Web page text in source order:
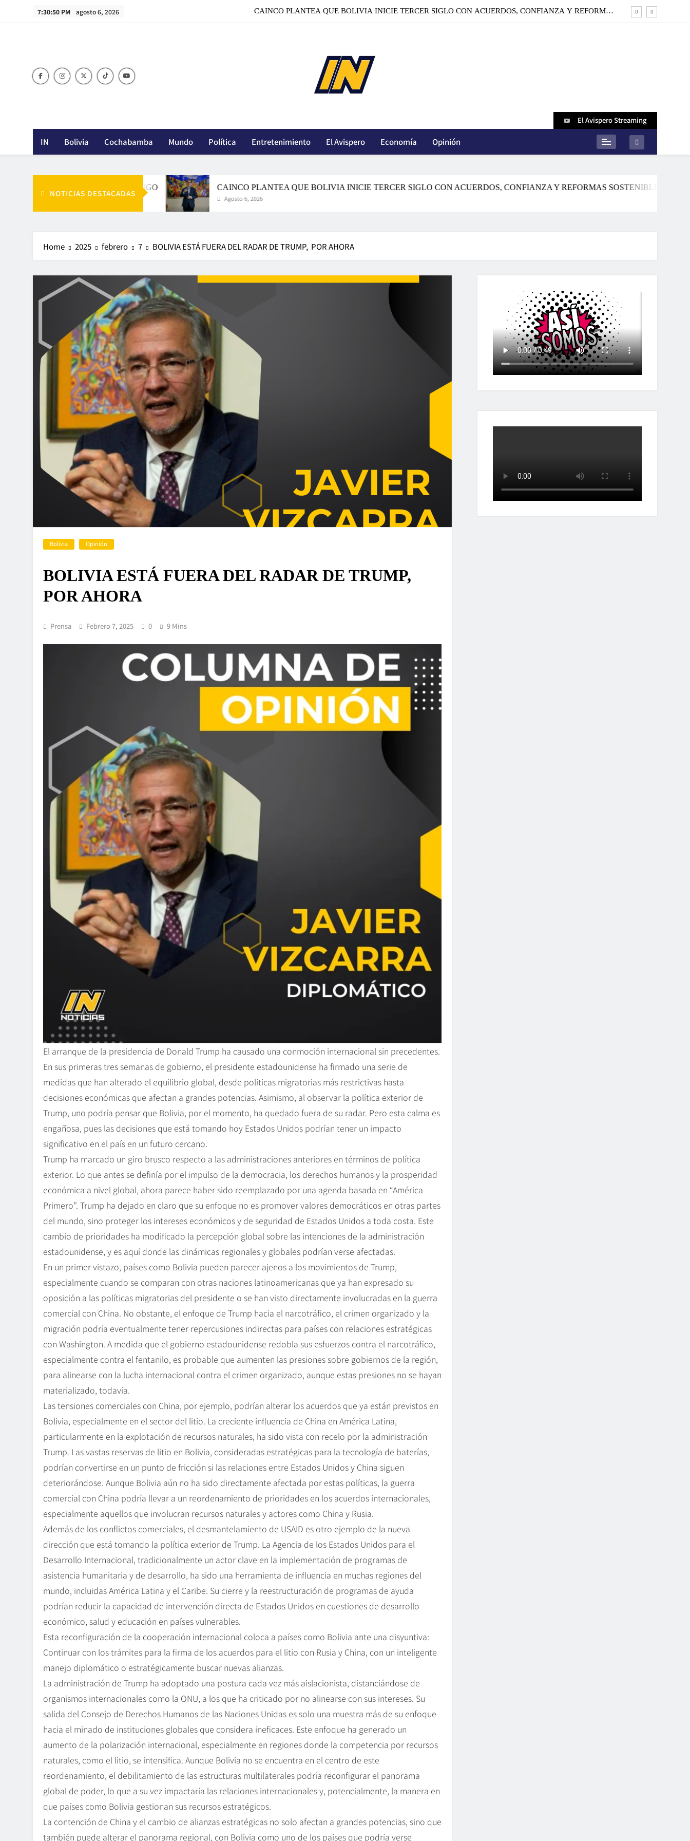
7:30:52 PM agosto 6, 2026
SECRETARIO DE ESTADO DE EEUU CELEBRA UNA ALIANZA RENOVADA CON BOLIVIA DESPUÉS DE 20
CAINCO PLANTEA QUE BOLIVIA INICIE TERCER SIGLO CON ACUERDOS, CONFIANZA Y REFORMAS
LARA: ‘AMAR A BOLIVIA ES DECIR LA VERDAD, AUNQUE DUELA’
innoticiasbo.com
IN Bolivia Cochabamba Mundo Política Entretenimiento El Avispero Economía Opinión
El Avispero Streaming
NOTICIAS DESTACADAS
Agosto 6, 2026
CAINCO PLANTEA QUE BOLIVIA INICIE TERCER SIGLO CON ACUERDOS, CONFIANZA Y REFORMAS SOSTENIBLES
Agosto 6, 2026
Home 2025 febrero 7 BOLIVIA ESTÁ FUERA DEL RADAR DE TRUMP, POR AHORA
Bolivia Opinión
BOLIVIA ESTÁ FUERA DEL RADAR DE TRUMP,
POR AHORA
Prensa Febrero 7, 2025 0 9 Mins
El arranque de la presidencia de Donald Trump ha causado una conmoción internacional sin precedentes.
En sus primeras tres semanas de gobierno, el presidente estadounidense ha firmado una serie de
medidas que han alterado el equilibrio global, desde políticas migratorias más restrictivas hasta
decisiones económicas que afectan a grandes potencias. Asimismo, al observar la política exterior de
Trump, uno podría pensar que Bolivia, por el momento, ha quedado fuera de su radar. Pero esta calma es
engañosa, pues las decisiones que está tomando hoy Estados Unidos podrían tener un impacto
significativo en el país en un futuro cercano.
Trump ha marcado un giro brusco respecto a las administraciones anteriores en términos de política
exterior. Lo que antes se definía por el impulso de la democracia, los derechos humanos y la prosperidad
económica a nivel global, ahora parece haber sido reemplazado por una agenda basada en “América
Primero”. Trump ha dejado en claro que su enfoque no es promover valores democráticos en otras partes
del mundo, sino proteger los intereses económicos y de seguridad de Estados Unidos a toda costa. Este
cambio de prioridades ha modificado la percepción global sobre las intenciones de la administración
estadounidense, y es aquí donde las dinámicas regionales y globales podrían verse afectadas.
En un primer vistazo, países como Bolivia pueden parecer ajenos a los movimientos de Trump,
especialmente cuando se comparan con otras naciones latinoamericanas que ya han expresado su
oposición a las políticas migratorias del presidente o se han visto directamente involucradas en la guerra
comercial con China. No obstante, el enfoque de Trump hacia el narcotráfico, el crimen organizado y la
migración podría eventualmente tener repercusiones indirectas para países con relaciones estratégicas
con Washington. A medida que el gobierno estadounidense redobla sus esfuerzos contra el narcotráfico,
especialmente contra el fentanilo, es probable que aumenten las presiones sobre gobiernos de la región,
para alinearse con la lucha internacional contra el crimen organizado, aunque estas presiones no se hayan
materializado, todavía.
Las tensiones comerciales con China, por ejemplo, podrían alterar los acuerdos que ya están previstos en
Bolivia, especialmente en el sector del litio. La creciente influencia de China en América Latina,
particularmente en la explotación de recursos naturales, ha sido vista con recelo por la administración
Trump. Las vastas reservas de litio en Bolivia, consideradas estratégicas para la tecnología de baterías,
podrían convertirse en un punto de fricción si las relaciones entre Estados Unidos y China siguen
deteriorándose. Aunque Bolivia aún no ha sido directamente afectada por estas políticas, la guerra
comercial con China podría llevar a un reordenamiento de prioridades en los acuerdos internacionales,
especialmente aquellos que involucran recursos naturales y actores como China y Rusia.
Además de los conflictos comerciales, el desmantelamiento de USAID es otro ejemplo de la nueva
dirección que está tomando la política exterior de Trump. La Agencia de los Estados Unidos para el
Desarrollo Internacional, tradicionalmente un actor clave en la implementación de programas de
asistencia humanitaria y de desarrollo, ha sido una herramienta de influencia en muchas regiones del
mundo, incluidas América Latina y el Caribe. Su cierre y la reestructuración de programas de ayuda
podrían reducir la capacidad de intervención directa de Estados Unidos en cuestiones de desarrollo
económico, salud y educación en países vulnerables.
Esta reconfiguración de la cooperación internacional coloca a países como Bolivia ante una disyuntiva:
Continuar con los trámites para la firma de los acuerdos para el litio con Rusia y China, con un inteligente
manejo diplomático o estratégicamente buscar nuevas alianzas.
La administración de Trump ha adoptado una postura cada vez más aislacionista, distanciándose de
organismos internacionales como la ONU, a los que ha criticado por no alinearse con sus intereses. Su
salida del Consejo de Derechos Humanos de las Naciones Unidas es solo una muestra más de su enfoque
hacia el minado de instituciones globales que considera ineficaces. Este enfoque ha generado un
aumento de la polarización internacional, especialmente en regiones donde la competencia por recursos
naturales, como el litio, se intensifica. Aunque Bolivia no se encuentra en el centro de este
reordenamiento, el debilitamiento de las estructuras multilaterales podría reconfigurar el panorama
global de poder, lo que a su vez impactaría las relaciones internacionales y, potencialmente, la manera en
que países como Bolivia gestionan sus recursos estratégicos.
La contención de China y el cambio de alianzas estratégicas no solo afectan a grandes potencias, sino que
también puede alterar el panorama regional, con Bolivia como uno de los países que podría verse